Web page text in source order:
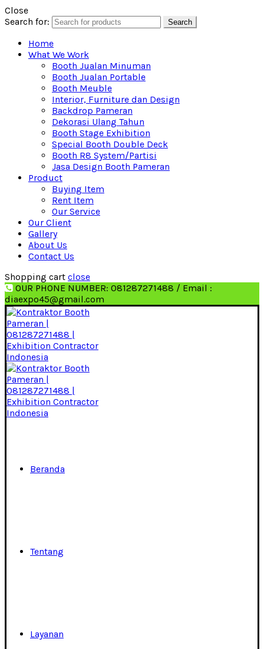
Close
Search for:
Search
Home
What We Work
Booth Jualan Minuman
Booth Jualan Portable
Booth Meuble
Interior, Furniture dan Design
Backdrop Pameran
Dekorasi Ulang Tahun
Booth Stage Exhibition
Special Booth Double Deck
Booth R8 System/Partisi
Jasa Design Booth Pameran
Product
Buying Item
Rent Item
Our Service
Our Client
Gallery
About Us
Contact Us
Shopping cart close
OUR PHONE NUMBER: 081287271488 / Email :
diaexpo45@gmail.com
Beranda
Tentang
Layanan